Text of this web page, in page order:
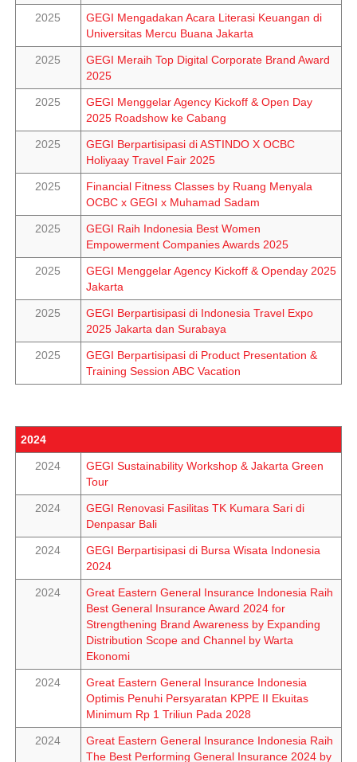
2025
GEGI Mengadakan Acara Literasi Keuangan di
Universitas Mercu Buana Jakarta
2025
GEGI Meraih Top Digital Corporate Brand Award
2025
2025
GEGI Menggelar Agency Kickoff & Open Day
2025 Roadshow ke Cabang
2025
GEGI Berpartisipasi di ASTINDO X OCBC
Holiyaay Travel Fair 2025
2025
Financial Fitness Classes by Ruang Menyala
OCBC x GEGI x Muhamad Sadam
2025
GEGI Raih Indonesia Best Women
Empowerment Companies Awards 2025
2025
GEGI Menggelar Agency Kickoff & Openday 2025
Jakarta
2025
GEGI Berpartisipasi di Indonesia Travel Expo
2025 Jakarta dan Surabaya
2025
GEGI Berpartisipasi di Product Presentation &
Training Session ABC Vacation
2024
2024
GEGI Sustainability Workshop & Jakarta Green
Tour
2024
GEGI Renovasi Fasilitas TK Kumara Sari di
Denpasar Bali
2024
GEGI Berpartisipasi di Bursa Wisata Indonesia
2024
2024
Great Eastern General Insurance Indonesia Raih
Best General Insurance Award 2024 for
Strengthening Brand Awareness by Expanding
Distribution Scope and Channel by Warta
Ekonomi
2024
Great Eastern General Insurance Indonesia
Optimis Penuhi Persyaratan KPPE II Ekuitas
Minimum Rp 1 Triliun Pada 2028
2024
Great Eastern General Insurance Indonesia Raih
The Best Performing General Insurance 2024 by